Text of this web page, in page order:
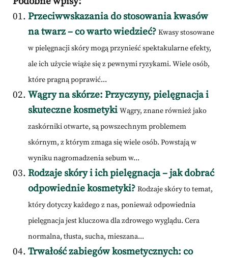
Przeciwwskazania do stosowania kwasów
na twarz – co warto wiedzieć? Kwasy stosowane
w pielęgnacji skóry mogą przynieść spektakularne efekty,
ale ich użycie wiąże się z pewnymi ryzykami. Wiele osób,
które pragną poprawić...
Wągry na skórze: Przyczyny, pielęgnacja i
skuteczne kosmetyki Wągry, znane również jako
zaskórniki otwarte, są powszechnym problemem
skórnym, z którym zmaga się wiele osób. Powstają w
wyniku nagromadzenia sebum w...
Rodzaje skóry i ich pielęgnacja – jak dobrać
odpowiednie kosmetyki? Rodzaje skóry to temat,
który dotyczy każdego z nas, ponieważ odpowiednia
pielęgnacja jest kluczowa dla zdrowego wyglądu. Cera
normalna, tłusta, sucha, mieszana...
Trwałość zabiegów kosmetycznych: co